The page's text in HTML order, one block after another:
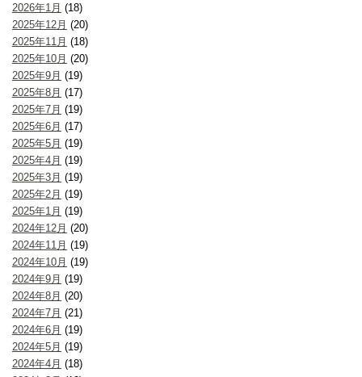
2026年1月 (18)
2025年12月 (20)
2025年11月 (18)
2025年10月 (20)
2025年9月 (19)
2025年8月 (17)
2025年7月 (19)
2025年6月 (17)
2025年5月 (19)
2025年4月 (19)
2025年3月 (19)
2025年2月 (19)
2025年1月 (19)
2024年12月 (20)
2024年11月 (19)
2024年10月 (19)
2024年9月 (19)
2024年8月 (20)
2024年7月 (21)
2024年6月 (19)
2024年5月 (19)
2024年4月 (18)